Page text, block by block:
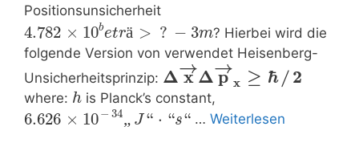
Positionsunsicherheit
4.782 × 10beträ > ? − 3m? Hierbei wird die
folgende Version von verwendet Heisenberg-
Unsicherheitsprinzip: Δ→
x Δ→
p x ≥ ℏ/2
where: h is Planck’s constant,
6.626 × 10− 34„ J “ ⋅ “s“ …Weiterlesen